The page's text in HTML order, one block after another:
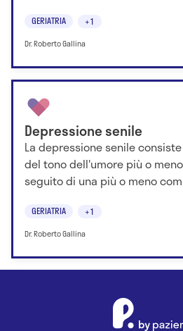
GERIATRIA +1
Dr. Roberto Gallina
Depressione senile
La depressione senile
del tono dell'umore più o
seguito di una più o meno
GERIATRIA +1
Dr. Roberto Gallina